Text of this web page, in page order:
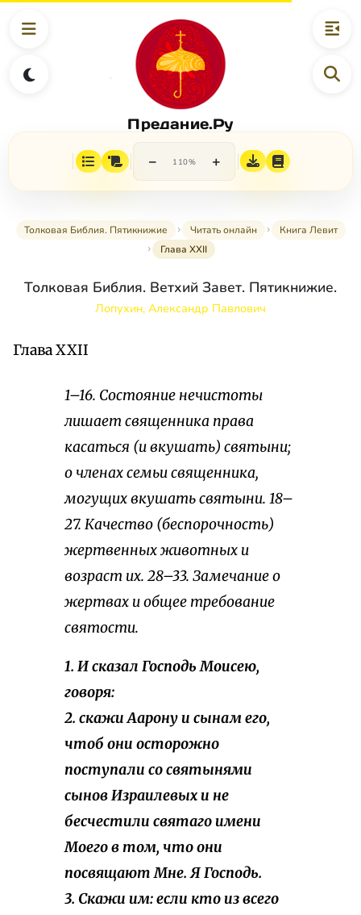
Предание.Ру
− 110% +
Толковая Библия. Пятикнижие Читать онлайн
Книга Левит
Глава XXII
Толковая Библия. Ветхий Завет. Пятикнижие.
Лопухин, Александр Павлович
Глава XXII
1–16. Состояние нечистоты
лишает священника права
касаться (и вкушать) святыни;
о членах семьи священника,
могущих вкушать святыни. 18–
27. Качество (беспорочность)
жертвенных животных и
возраст их. 28–33. Замечание о
жертвах и общее требование
святости.
1. И сказал Господь Моисею,
говоря:
2. скажи Аарону и сынам его,
чтоб они осторожно
поступали со святынями
сынов Израилевых и не
бесчестили святаго имени
Моего в том, что они
посвящают Мне. Я Господь.
3. Скажи им: если кто из всего